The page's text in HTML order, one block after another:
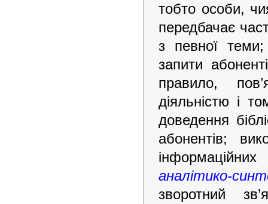
тобто особи,
передбачає
з певної теми;
запити
правило,
діяльністю і
доведення
абонентів;
аналітико-
зворотний